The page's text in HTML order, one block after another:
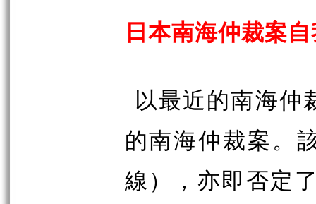
日本南海仲裁案
以最近的南海仲
的南海仲裁案。
線），亦即否定